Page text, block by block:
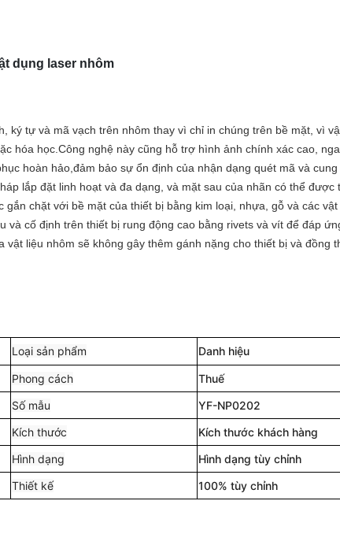
dụng laser nhôm
ký tự và mã vạch trên nhôm thay vì chỉ in chúng trên bề mặt, vì
hóa học. Công nghệ này cũng hỗ trợ hình ảnh chính xác cao,
hoàn hảo,đảm bảo sự ổn định của nhận dạng quét mã và cung
lắp đặt linh hoạt và đa dạng, và mặt sau của nhãn có thể được
chặt với bề mặt của thiết bị bằng kim loại, nhựa, gỗ và các vật
và cố định trên thiết bị rung động cao bằng rivets và vít để đáp
liệu nhôm sẽ không gây thêm gánh nặng cho thiết bị và đồng
Loại sản phẩm Danh hiệu
Phong cách
Thuế
Số mẫu
YF-NP0202
Kích thước
Kích thước khách hàng
Hình dạng
Hình dạng tùy chỉnh
Thiết kế 100% tùy chỉnh